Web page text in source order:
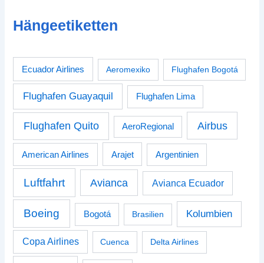
Hängeetiketten
Ecuador Airlines Aeromexiko Flughafen Bogotá
Flughafen Guayaquil Flughafen Lima
Flughafen Quito AeroRegional Airbus
American Airlines Arajet Argentinien
Luftfahrt Avianca Avianca Ecuador
Boeing Bogotá Brasilien Kolumbien
Copa Airlines Cuenca Delta Airlines